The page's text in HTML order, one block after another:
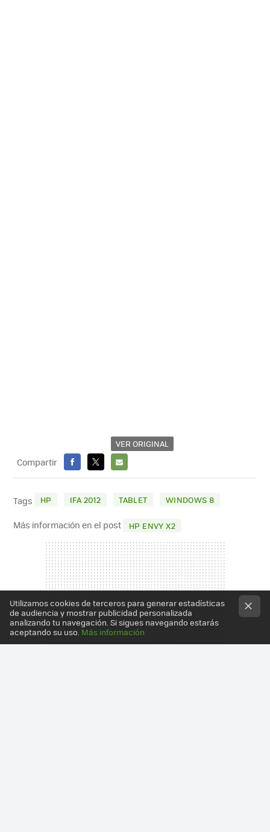
VER ORIGINAL
Compartir
FACEBOOK
X
E-
MAIL
Tags HP IFA 2012 TABLET WINDOWS 8
Más información en el post HP ENVY X2
Utilizamos cookies de terceros para generar estadísticas
de audiencia y mostrar publicidad personalizada
analizando tu navegación. Si sigues navegando estarás
aceptando su uso. Más información